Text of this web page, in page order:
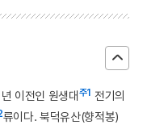
이전인 원생대주1 전기의
류이다. 북덕유산(향적봉)